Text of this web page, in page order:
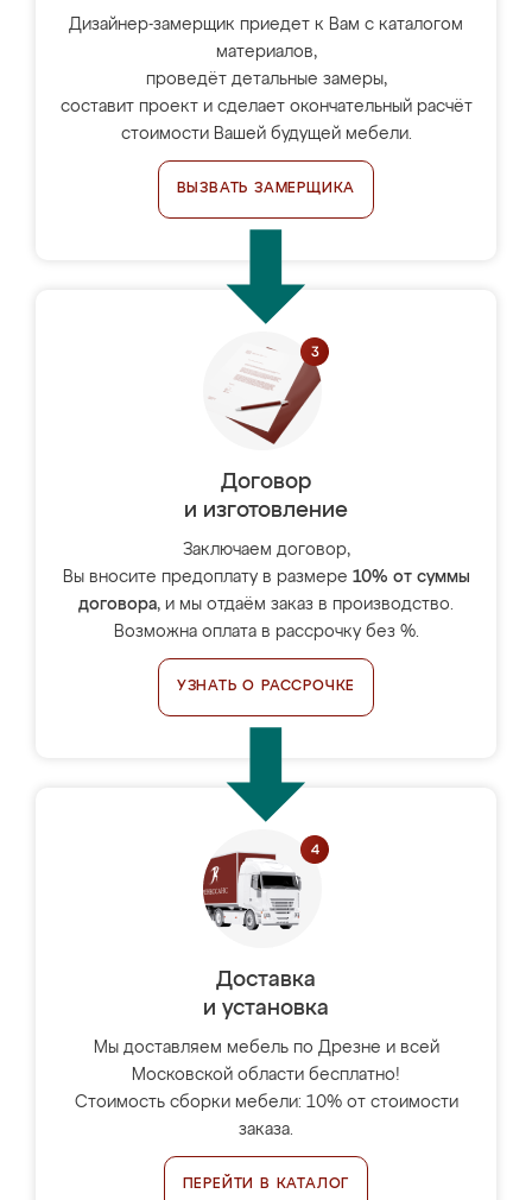
Дизайнер-замерщик приедет к Вам с каталогом
материалов,
проведёт детальные замеры,
составит проект и сделает окончательный расчёт
стоимости Вашей будущей мебели.
ВЫЗВАТЬ ЗАМЕРЩИКА
Договор
и изготовление
Заключаем договор,
Вы вносите предоплату в размере 10% от суммы
договора, и мы отдаём заказ в производство.
Возможна оплата в рассрочку без %.
УЗНАТЬ О РАССРОЧКЕ
Доставка
и установка
Мы доставляем мебель по Дрезне и всей
Московской области бесплатно!
Стоимость сборки мебели: 10% от стоимости
заказа.
ПЕРЕЙТИ В КАТАЛОГ